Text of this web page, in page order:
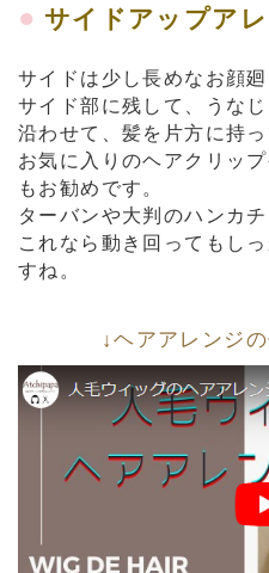
● サイドアップア
サイドは少し長めなお顔
サイド部に残して、うな
沿わせて、髪を片方に持
お気に入りのヘアクリッ
もお勧めです。
ターバンや大判のハンカ
これなら動き回ってもし
すね。
↓ヘアアレンジ